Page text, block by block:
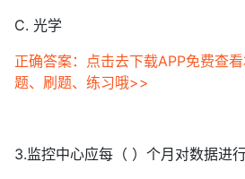
C. 光学
正确答案：点击去下载APP免费查
题、刷题、练习哦>>
3.监控中心应每（ ）个月对数据进行